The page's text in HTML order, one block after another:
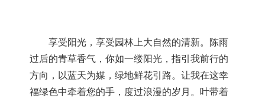
享受阳光，享受园林上大自然的清新。陈雨
过后的青草香气，你如一缕阳光，指引我前行的
方向，以蓝天为媒，绿地鲜花引路。让我在这幸
福绿色中牵着您的手，度过浪漫的岁月。叶带着